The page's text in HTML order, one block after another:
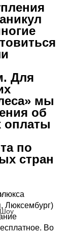
Для
мы
об
оплаты
по
стран
Люксембург)
Во